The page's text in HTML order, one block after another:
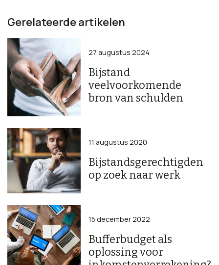
Gerelateerde artikelen
Bijstand
veelvoorkomende
bron van schulden
27 augustus 2024
Bijstandsgerechtigden
op zoek naar werk
11 augustus 2020
Bufferbudget als
oplossing voor
15 december 2022